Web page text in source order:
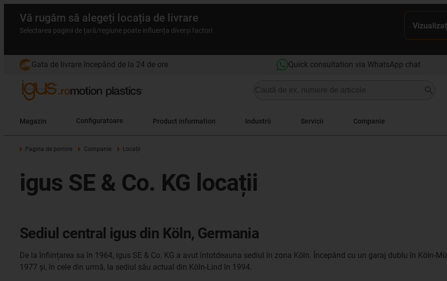
Vă rugăm să alegeți locația de livrare
Selectarea paginii de țară/regiune poate influența diverși factori
Gata de livrare începând de la 24 de ore Quick consultation via WhatsApp chat
Magazin Configuratoare Product information Industrii Servicii Companie
Pagina de pornire Companie Locații
igus SE & Co. KG locații
Sediul central igus din Köln, Germania
De la înființarea sa în 1964, igus SE & Co. KG a avut întotdeauna sediul în zona Köln. Începând cu un garaj dublu în Köln-
1977 și, în cele din urmă, la sediul său actual din Köln-Lind în 1994.